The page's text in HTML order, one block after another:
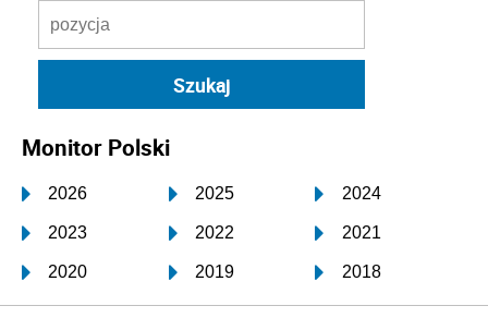
Monitor Polski
2026 2025 2024
2023 2022 2021
2020 2019 2018
2017 2016 2015